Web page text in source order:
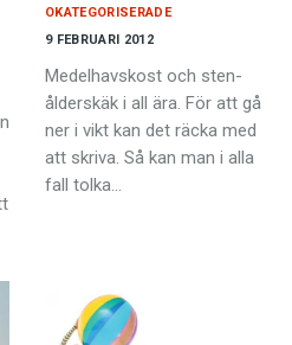
9 FEBRUARI 2012
OKATEGORISERADE
Medelhavskost och sten­
ålders­käk i all ära. För att gå
ner i vikt kan det räcka med
att skriva. Så kan man i alla
fall tolka…